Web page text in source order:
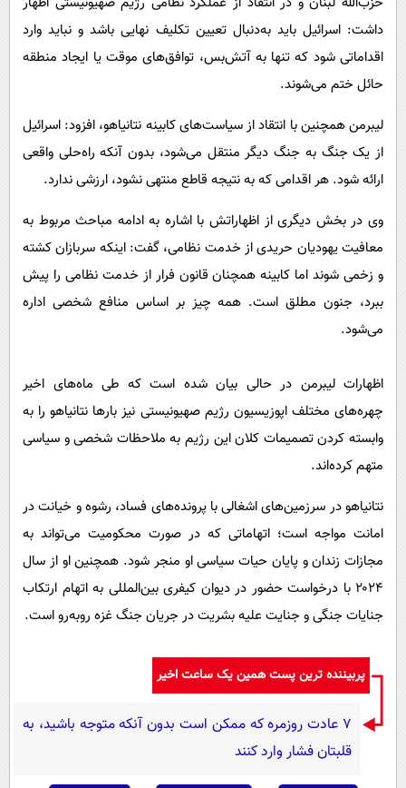
داشت: اسرائیل باید به‌دنبال تعیین تکلیف نهایی باشد و نباید وارد
اقداماتی شود که تنها به آتش‌بس، توافق‌های موقت یا ایجاد منطقه
حائل ختم می‌شوند.
لیبرمن همچنین با انتقاد از سیاست‌های کابینه نتانیاهو، افزود: اسرائیل
از یک جنگ به جنگ دیگر منتقل می‌شود، بدون آنکه راه‌حلی واقعی
ارائه شود. هر اقدامی که به نتیجه قاطع منتهی نشود، ارزشی ندارد.
وی در بخش دیگری از اظهاراتش با اشاره به ادامه مباحث مربوط به
معافیت یهودیان حریدی از خدمت نظامی، گفت: اینکه سربازان کشته
و زخمی شوند اما کابینه همچنان قانون فرار از خدمت نظامی را پیش
ببرد، جنون مطلق است. همه چیز بر اساس منافع شخصی اداره
می‌شود.
اظهارات لیبرمن در حالی بیان شده است که طی ماه‌های اخیر
چهره‌های مختلف اپوزیسیون رژیم صهیونیستی نیز بارها نتانیاهو را به
وابسته کردن تصمیمات کلان این رژیم به ملاحظات شخصی و سیاسی
متهم کرده‌اند.
نتانیاهو در سرزمین‌های اشغالی با پرونده‌های فساد، رشوه و خیانت در
امانت مواجه است؛ اتهاماتی که در صورت محکومیت می‌تواند به
مجازات زندان و پایان حیات سیاسی او منجر شود. همچنین او از سال
۲۰۲۴ با درخواست حضور در دیوان کیفری بین‌المللی به اتهام ارتکاب
جنایات جنگی و جنایت علیه بشریت در جریان جنگ غزه روبه‌رو است.
پربیننده ترین پست همین یک ساعت اخیر
۷ عادت روزمره که ممکن است بدون آنکه متوجه باشید، به
قلبتان فشار وارد کنند